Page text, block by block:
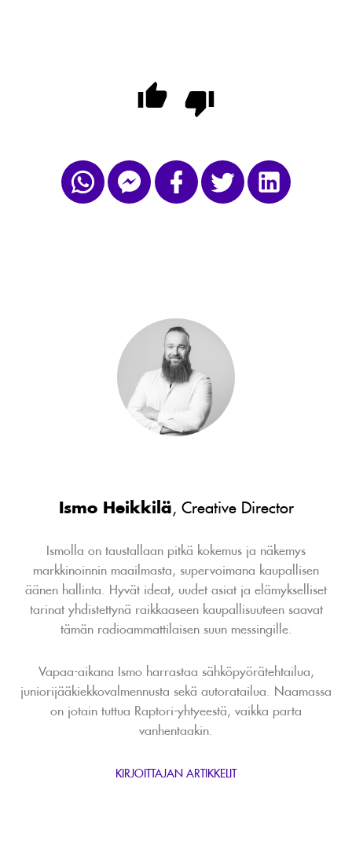
Ismo Heikkilä, Creative Director
Ismolla on taustallaan pitkä kokemus ja näkemys
markkinoinnin maailmasta, supervoimana kaupallisen
äänen hallinta. Hyvät ideat, uudet asiat ja elämykselliset
tarinat yhdistettynä raikkaaseen kaupallisuuteen saavat
tämän radioammattilaisen suun messingille.
Vapaa-aikana Ismo harrastaa sähköpyörätehtailua,
juniorijääkiekkovalmennusta sekä autoratailua. Naamassa
on jotain tuttua Raptori-yhtyeestä, vaikka parta
vanhentaakin.
KIRJOITTAJAN ARTIKKELIT